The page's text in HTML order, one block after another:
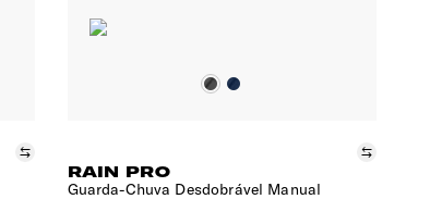
Comparar
RAIN PRO
Guarda-Chuva Desdobrável Manual